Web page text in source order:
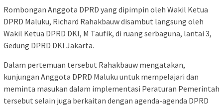
Rombongan Anggota DPRD yang dipimpin oleh Wakil Ketua
DPRD Maluku, Richard Rahakbauw disambut langsung oleh
Wakil Ketua DPRD DKI, M Taufik, di ruang serbaguna, lantai 3,
Gedung DPRD DKI Jakarta.
Dalam pertemuan tersebut Rahakbauw mengatakan,
kunjungan Anggota DPRD Maluku untuk mempelajari dan
meminta masukan dalam implementasi Peraturan Pemerintah
tersebut selain juga berkaitan dengan agenda-agenda DPRD